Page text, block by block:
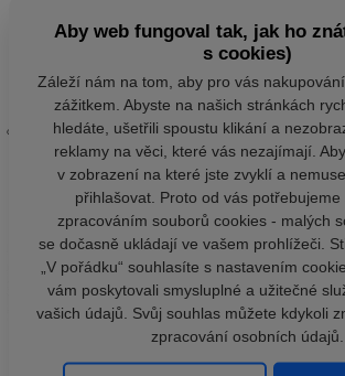
Aby web fungoval tak, jak ho
s cookies)
Záleží nám na tom, aby pro vás
zážitkem. Abyste na našich stránkách
hledáte, ušetřili spoustu klikání a
reklamy na věci, které vás nezajímají.
v zobrazení na které jste zvyklí a
přihlašovat. Proto od vás potřebujeme
zpracováním souborů cookies - malých
se dočasně ukládají ve vašem prohlížeči.
„V pořádku“ souhlasíte s nastavením
vám poskytovali smysluplné a užitečné
vašich údajů. Svůj souhlas můžete kdykoli
zpracování osobních údajů.